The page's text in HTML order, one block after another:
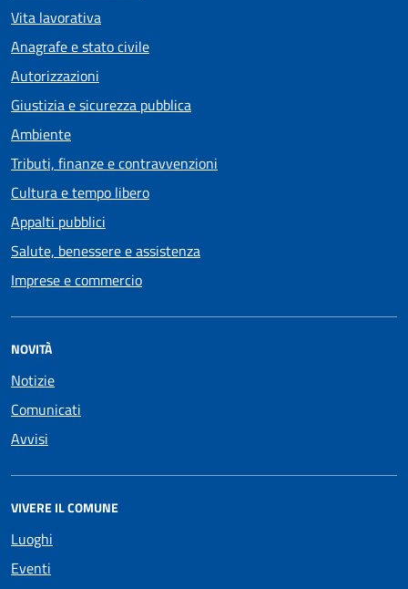
Vita lavorativa
Anagrafe e stato civile
Autorizzazioni
Giustizia e sicurezza pubblica
Ambiente
Tributi, finanze e contravvenzioni
Cultura e tempo libero
Appalti pubblici
Salute, benessere e assistenza
Imprese e commercio
NOVITÀ
Notizie
Comunicati
Avvisi
VIVERE IL COMUNE
Luoghi
Eventi